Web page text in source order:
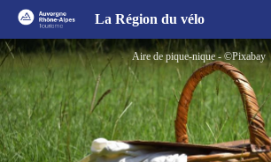
La Région du vélo
Aire de pique-nique - ©Pixabay